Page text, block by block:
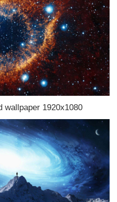
wallpaper 1920x1080